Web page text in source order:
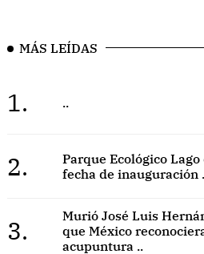
MÁS LEÍDAS
1. ..
2.
Parque Ecológico
fecha de inauguración
3.
Murió José Luis
que México
acupuntura ..